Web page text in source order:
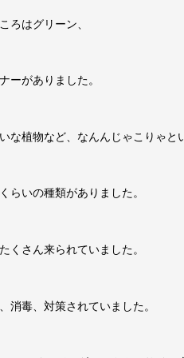
ろはグリーン、
ーがありました。
な植物など、なんんじゃこりゃと
らいの種類がありました。
くさん来られていました。
消毒、対策されていました。